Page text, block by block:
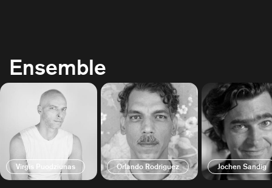
Ensemble
Virgis Puodziunas Orlando Rodriguez Jochen Sandig